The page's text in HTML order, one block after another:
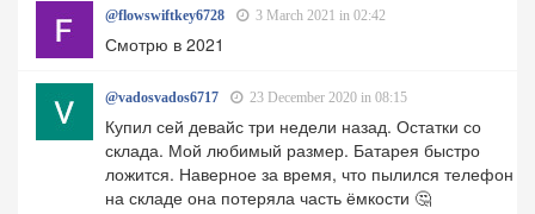
@flowswiftkey6728 3 March 2021 in 02:42
Смотрю в 2021
@vadosvados6717 23 December 2020 in 08:15
Купил сей девайс три недели назад. Остатки со
склада. Мой любимый размер. Батарея быстро
ложится. Наверное за время, что пылился телефон
на складе она потеряла часть ёмкости 🤔